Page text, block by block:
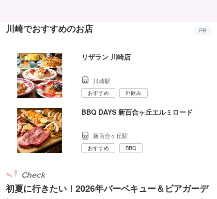
川崎でおすすめのお店 PR
リザラン 川崎店
川崎駅
おすすめ 外飲み
BBQ DAYS 新百合ヶ丘エルミロード
新百合ヶ丘駅
おすすめ BBQ
初夏に行きたい！2026年バーベキュー＆ビアガーデ
Check